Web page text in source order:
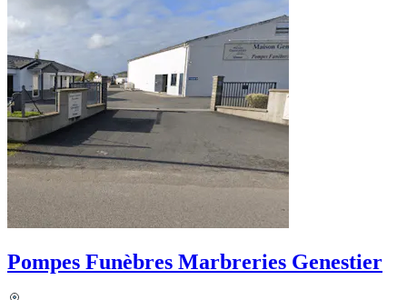
Pompes Funèbres Marbreries Genestier